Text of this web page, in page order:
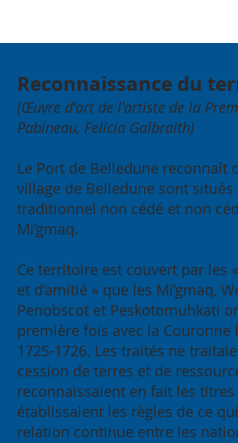
Reconnaissance du
(Œuvre d'art de l'artiste de la
Pabineau, Felicia Galbraith)
Le Port de Belledune reconnaît
village de Belledune sont
traditionnel non cédé et non
Mi’gmaq.
Ce territoire est couvert par les
et d’amitié » que les Mi’gmaq,
Penobscot et Peskotomuhkati
première fois avec la Couronne
1725-1726. Les traités ne
cession de terres et de
reconnaissaient en fait les
établissaient les règles de ce
relation continue entre les